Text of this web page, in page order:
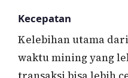
Kecepatan
Kelebihan utama dari
waktu mining yang